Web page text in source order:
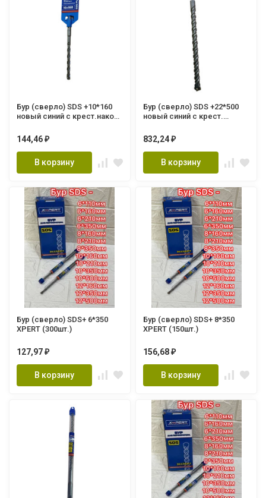
Бур (сверло) SDS +10*160
новый синий c крест.након.
(300/10шт.)
144,46 ₽
В корзину
Бур (сверло) SDS +22*500
новый синий с крест.
832,24 ₽
В корзину
Бур (сверло) SDS+ 6*350
XPERT (300шт.)
127,97 ₽
В корзину
Бур (сверло) SDS+ 8*350
XPERT (150шт.)
156,68 ₽
В корзину